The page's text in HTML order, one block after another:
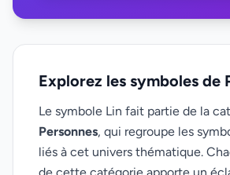
Explorez les symboles de
Le symbole Lin fait partie de la
Personnes, qui regroupe les
liés à cet univers thématique.